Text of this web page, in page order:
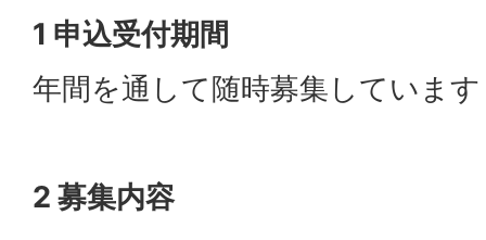
1 申込受付期間
年間を通して随時募集しています
2 募集内容